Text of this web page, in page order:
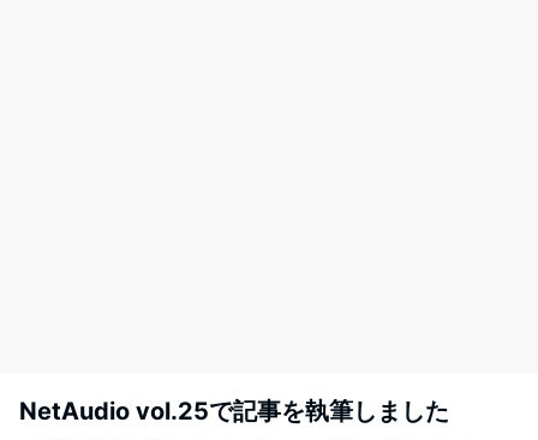
NetAudio vol.25で記事を執筆しました